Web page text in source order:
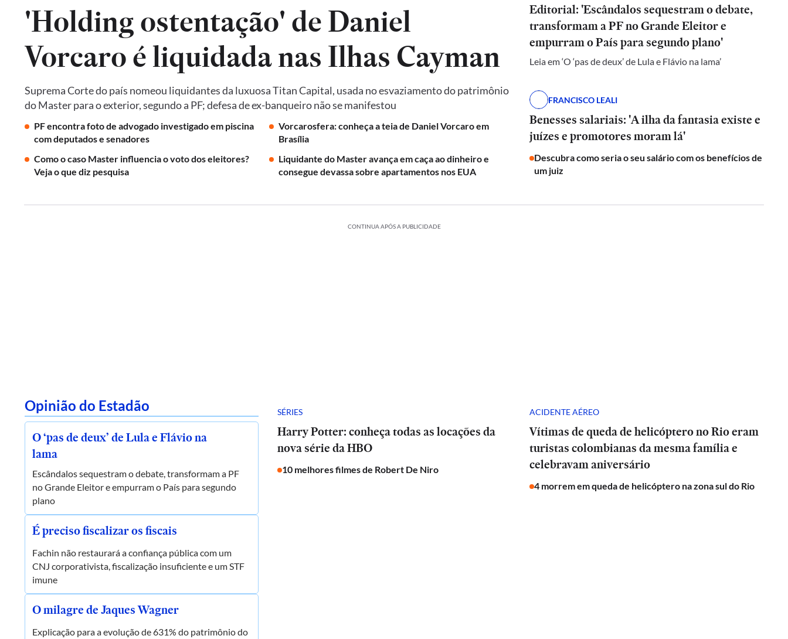
'Holding ostentação' de Daniel
Vorcaro é liquidada nas Ilhas Cayman
Suprema Corte do país nomeou liquidantes da luxuosa Titan Capital, usada no esvaziamento do patrimônio
do Master para o exterior, segundo a PF; defesa de ex-banqueiro não se manifestou
PF encontra foto de advogado investigado em piscina
com deputados e senadores
Vorcarosfera: conheça a teia de Daniel Vorcaro em
Brasília
Como o caso Master influencia o voto dos eleitores?
Veja o que diz pesquisa
Liquidante do Master avança em caça ao dinheiro e
consegue devassa sobre apartamentos nos EUA
Editorial: 'Escândalos sequestram o debate,
transformam a PF no Grande Eleitor e
empurram o País para segundo plano'
Leia em ‘O ‘pas de deux’ de Lula e Flávio na lama’
FRANCISCO LEALI
Benesses salariais: 'A ilha da fantasia existe e
juízes e promotores moram lá'
Descubra como seria o seu salário com os benefícios de
um juiz
CONTINUA APÓS A PUBLICIDADE
Opinião do Estadão
O ‘pas de deux’ de Lula e Flávio na
lama
Escândalos sequestram o debate, transformam a PF
no Grande Eleitor e empurram o País para segundo
plano
É preciso fiscalizar os fiscais
Fachin não restaurará a confiança pública com um
CNJ corporativista, fiscalização insuficiente e um STF
imune
O milagre de Jaques Wagner
Explicação para a evolução de 631% do patrimônio do
SÉRIES
Harry Potter: conheça todas as locações da
nova série da HBO
10 melhores filmes de Robert De Niro
ACIDENTE AÉREO
Vítimas de queda de helicóptero no Rio eram
turistas colombianas da mesma família e
celebravam aniversário
4 morrem em queda de helicóptero na zona sul do Rio